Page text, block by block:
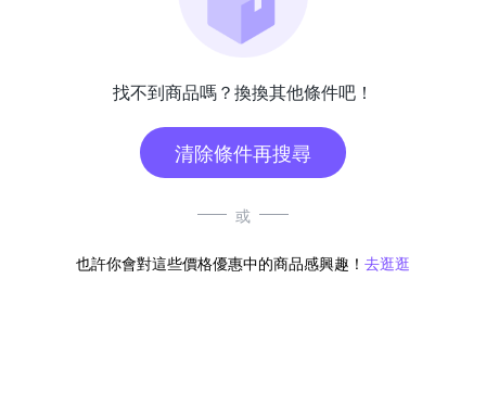
找不到商品嗎？換換其他條件吧！
清除條件再搜尋
或
也許你會對這些價格優惠中的商品感興趣！ 去逛逛